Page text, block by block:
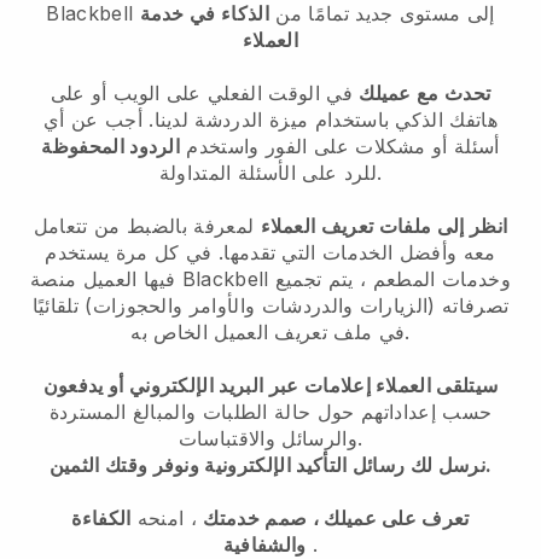
Blackbell إلى مستوى جديد تمامًا من الذكاء في خدمة
العملاء
تحدث مع عميلك في الوقت الفعلي على الويب أو على
هاتفك الذكي باستخدام ميزة الدردشة لدينا. أجب عن أي
أسئلة أو مشكلات على الفور واستخدم الردود المحفوظة
للرد على الأسئلة المتداولة.
انظر إلى ملفات تعريف العملاء لمعرفة بالضبط من تتعامل
معه وأفضل الخدمات التي تقدمها. في كل مرة يستخدم
Blackbell
تصرفاته (الزيارات والدردشات والأوامر والحجوزات) تلقائيًا
في ملف تعريف العميل الخاص به.
سيتلقى العملاء إعلامات عبر البريد الإلكتروني أو يدفعون
حسب إعداداتهم حول حالة الطلبات والمبالغ المستردة
والرسائل والاقتباسات.
نرسل لك رسائل التأكيد الإلكترونية ونوفر وقتك الثمين.
تعرف على عميلك ، صمم خدمتك ، امنحه الكفاءة
والشفافية .